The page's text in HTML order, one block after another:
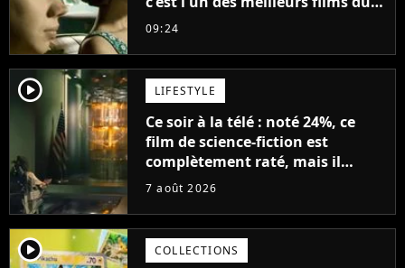
21ème siècle
09:24
player2 LIFESTYLE
Ce soir à la télé : noté 24%, ce
film de science-fiction est
complètement raté, mais il
aurait pu être encore pire à
7 août 2026
player2 COLLECTIONS